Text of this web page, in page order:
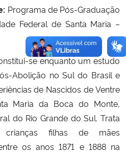
Programa de Pós-Graduação
Federal de Santa Maria –
se enquanto um estudo
Abolição no Sul do Brasil e
de Nascidos de Ventre
Maria da Boca do Monte,
do Rio Grande do Sul. Trata
crianças filhas de mães
os anos 1871 e 1888 na